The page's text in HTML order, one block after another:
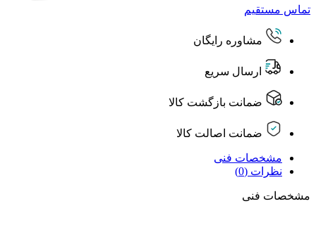
تماس مستقیم
مشاوره رایگان
ارسال سریع
ضمانت بازگشت کالا
ضمانت اصالت کالا
مشخصات فنی
نظرات (0)
مشخصات فنی